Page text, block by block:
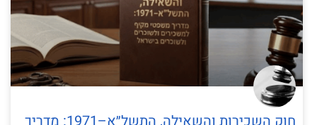
חוק השכירות והשאילה, התשל״א–1971: מדריך